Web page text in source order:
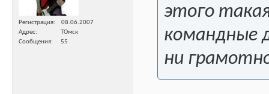
Регистрация
08.06.2007
Адрес
ТОмск
Сообщения
55
этого
командные
ни